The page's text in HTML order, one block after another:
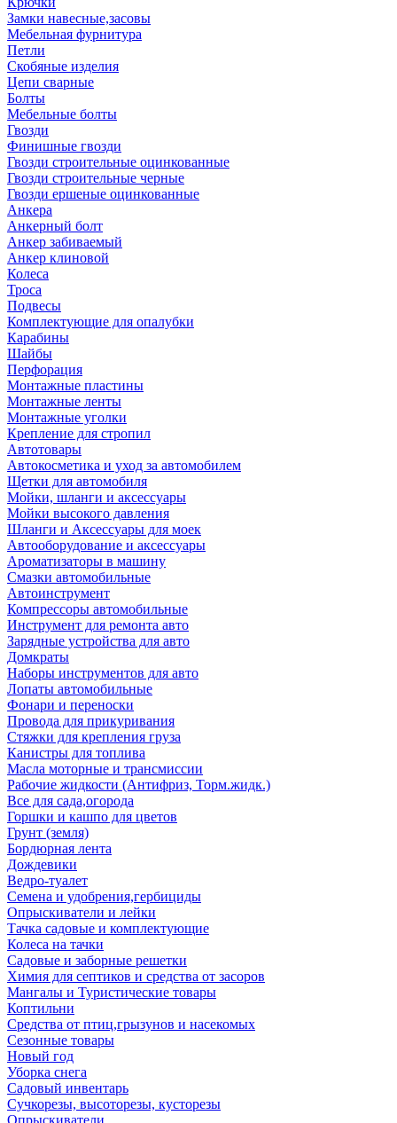
Замки навесные,засовы
Мебельная фурнитура
Петли
Скобяные изделия
Цепи сварные
Болты
Мебельные болты
Гвозди
Финишные гвозди
Гвозди строительные оцинкованные
Гвозди строительные черные
Гвозди ершеные оцинкованные
Анкера
Анкерный болт
Анкер забиваемый
Анкер клиновой
Колеса
Троса
Подвесы
Комплектующие для опалубки
Карабины
Шайбы
Перфорация
Монтажные пластины
Монтажные ленты
Монтажные уголки
Крепление для стропил
Автотовары
Автокосметика и уход за автомобилем
Щетки для автомобиля
Мойки, шланги и аксессуары
Мойки высокого давления
Шланги и Аксессуары для моек
Автооборудование и аксессуары
Ароматизаторы в машину
Смазки автомобильные
Автоинструмент
Компрессоры автомобильные
Инструмент для ремонта авто
Зарядные устройства для авто
Домкраты
Наборы инструментов для авто
Лопаты автомобильные
Фонари и переноски
Провода для прикуривания
Стяжки для крепления груза
Канистры для топлива
Масла моторные и трансмиссии
Рабочие жидкости (Антифриз, Торм.жидк.)
Все для сада,огорода
Горшки и кашпо для цветов
Грунт (земля)
Бордюрная лента
Дождевики
Ведро-туалет
Семена и удобрения,гербициды
Опрыскиватели и лейки
Тачка садовые и комплектующие
Колеса на тачки
Садовые и заборные решетки
Химия для септиков и средства от засоров
Мангалы и Туристические товары
Коптильни
Средства от птиц,грызунов и насекомых
Сезонные товары
Новый год
Уборка снега
Садовый инвентарь
Сучкорезы, высоторезы, кусторезы
Опрыскиватели